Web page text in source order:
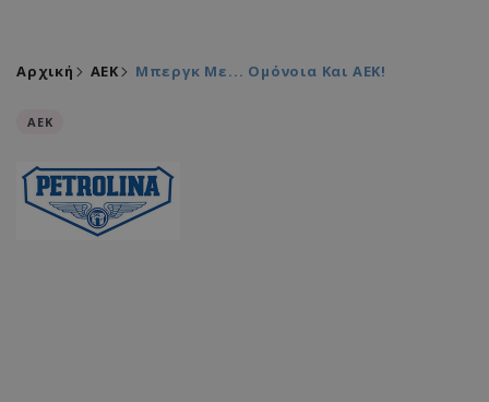
Αρχική ΑEK Μπεργκ Με... Ομόνοια Και ΑΕΚ!
ΑEK